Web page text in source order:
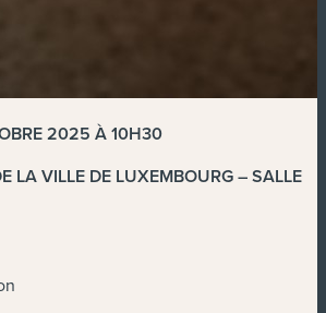
2025 À 10H30
LA VILLE DE LUXEMBOURG – SALLE